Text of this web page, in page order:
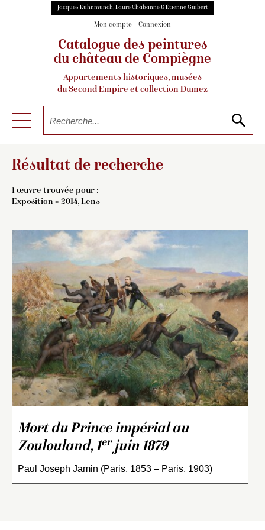
Jacques Kuhnmunch, Laure Chabanne & Étienne Guibert
Mon compte Connexion
Catalogue des peintures
du château de Compiègne
Appartements historiques, musées
du Second Empire et collection Dumez
Résultat de recherche
1 œuvre trouvée pour :
Exposition = 2014, Lens
Mort du Prince impérial au
Zoulouland, 1erjuin 1879
Paul Joseph Jamin (Paris, 1853 – Paris, 1903)